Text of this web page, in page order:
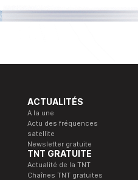
ACTUALITÉS
A la une
Actu des fréquences
satellite
Newsletter gratuite
TNT GRATUITE
Actualité de la TNT
Chaînes TNT gratuites